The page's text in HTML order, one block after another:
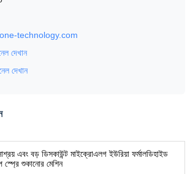
technology.com
দেখান
দেখান
এবং বড় ডিসকাউন্ট মাইক্রোএলগ ইউরিয়া ফর্মালডিহাইড
স্প্রে শুকানোর মেশিন